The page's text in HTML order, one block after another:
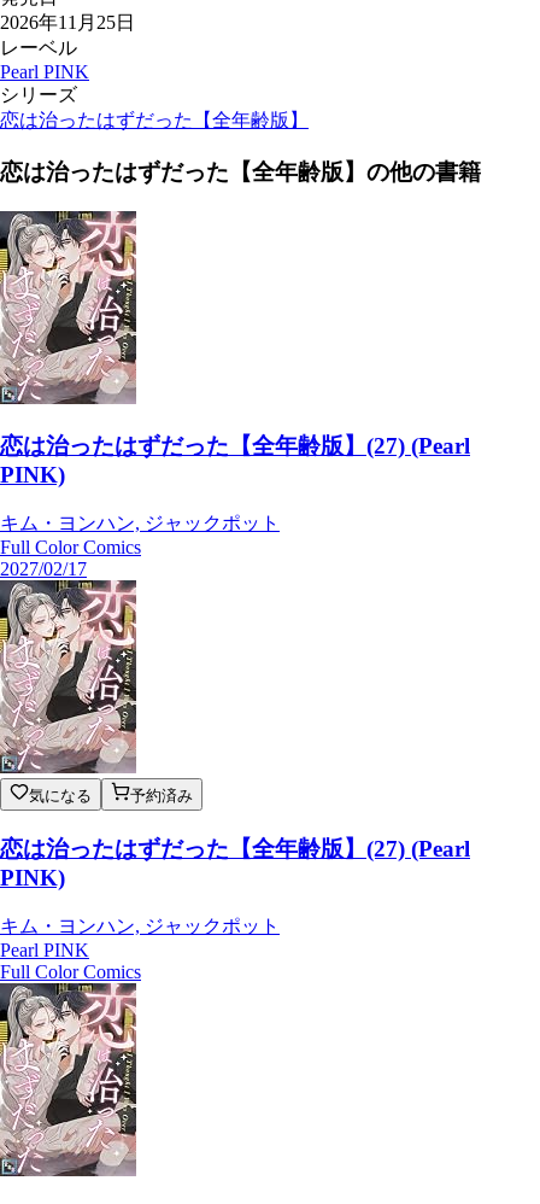
2026年11月25日
レーベル
Pearl PINK
シリーズ
恋は治ったはずだった【全年齢版】
恋は治ったはずだった【全年齢版】 の他の書籍
恋は治ったはずだった【全年齢版】(27) (Pearl
PINK)
キム・ヨンハン, ジャックポット
Full Color Comics
2027/02/17
気になる 予約済み
恋は治ったはずだった【全年齢版】(27) (Pearl
PINK)
キム・ヨンハン, ジャックポット
Pearl PINK
Full Color Comics